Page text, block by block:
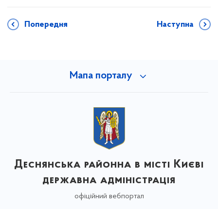
Попередня Наступна
Мапа порталу
Деснянська районна в місті Києві
державна адміністрація
офіційний вебпортал